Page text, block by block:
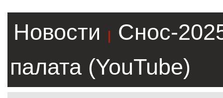
Новости |
Снос-
палата (YouTube)